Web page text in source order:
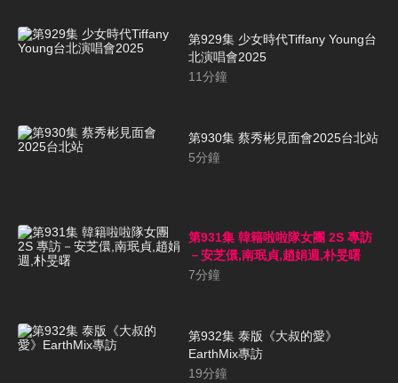
第929集 少女時代Tiffany Young台
北演唱會2025
11分鐘
第930集 蔡秀彬見面會2025台北站
5分鐘
第931集 韓籍啦啦隊女團 2S 專訪
－安芝儇,南珉貞,趙娟週,朴旻曙
7分鐘
第932集 泰版《大叔的愛》
EarthMix專訪
19分鐘